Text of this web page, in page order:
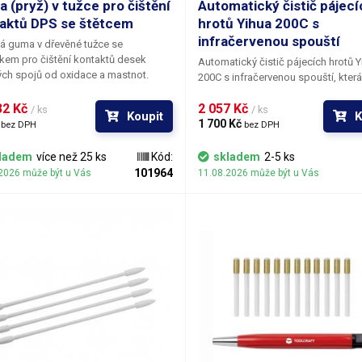
(pryž) v tužce pro čištění
DPS se štětcem
guma v dřevěné tužce se
pro čištění kontaktů desek
spojů od oxidace a mastnot.
smetené zbytků gumy. Lze
v klasickém strouhátku. Vhodné
klasická guma na tužku.
Kč / ks
bez DPH
Koupit
více než 25 ks
může být u Vás
Kód:
101964
Automatický čistič
hrotů Yihua 200C s
infračervenou spouští
Automatický čistič pájecích hrotů
200C s infračervenou spouští,
kovové kartáče, které během pár
vyčistí i ten nejzoxidovanější hrot a
k dnešnímu trendu pájení s
pájkou, hroty rychleji oxidují, a tím
rychlejší degradaci. Proto je
používat kovové špongie, které z
ulehčí práci. V útrobách čističky hrotů 200C
se skrývají dva vyjímatelné
2 057 Kč / ks
1 700 Kč bez DPH
skladem 2-5 ks
11.08.2026 může být u Vás